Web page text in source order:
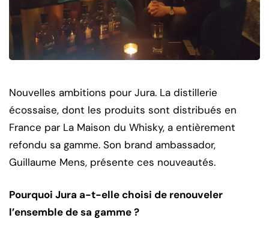
Nouvelles ambitions pour Jura. La distillerie
écossaise, dont les produits sont distribués en
France par La Maison du Whisky, a entièrement
refondu sa gamme. Son brand ambassador,
Guillaume Mens, présente ces nouveautés.
Pourquoi Jura a-t-elle choisi de renouveler
l’ensemble de sa gamme ?